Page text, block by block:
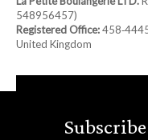
548956457)
Registered Office:
United Kingdom